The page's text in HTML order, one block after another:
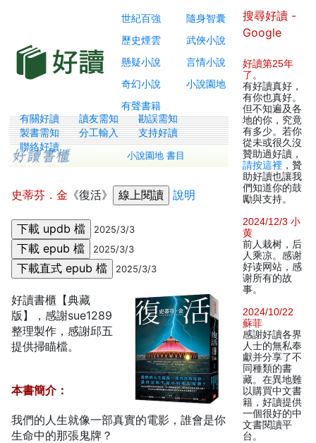
世紀百強
隨身智囊
歷史煙雲
武俠小說
懸疑小說
言情小說
奇幻小說
小說園地
有聲書籍
有關好讀 讀友需知
勘誤需知
製書需知
分工輸入
支持好讀
聯絡好讀
小說園地 書目
史蒂芬．金 《復活》 說明
2025/3/3
2025/3/3
2025/3/3
好讀書櫃【典藏
版】，感謝sue1289
整理製作，感謝邱五
提供掃瞄檔。
本書簡介：
我們的人生就像一部真實的電影，誰會是你
生命中的那張鬼牌？
搜尋好讀 -
Google
好讀第25年
了 。
有好讀真好，
有你也真好。
但不知遍及各
地的你，究竟
有多少。若你
從未或很久沒
贊助過好讀，
請按這裡 ，贊
助好讀也讓我
們知道你的鼓
勵與支持。
2024/12/3 小
黄
前人栽树，后
人乘凉。感谢
好读网站，感
谢所有的故
事。
2024/10/22
蘇菲
感謝好讀各界
人士的無私奉
獻并分享了不
同種類的書
藏。在異地難
以購買中文書
籍，好讀提供
一個很好的中
文書閱讀平
台。